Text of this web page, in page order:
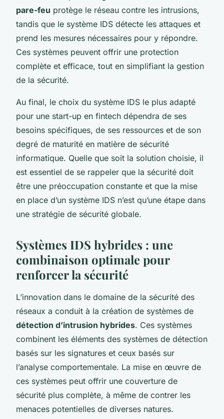
pare-feu protège le réseau contre les intrusions,
tandis que le système IDS détecte les attaques et
prend les mesures nécessaires pour y répondre.
Ces systèmes peuvent offrir une protection
complète et efficace, tout en simplifiant la gestion
de la sécurité.
Au final, le choix du système IDS le plus adapté
pour une start-up en fintech dépendra de ses
besoins spécifiques, de ses ressources et de son
degré de maturité en matière de sécurité
informatique. Quelle que soit la solution choisie, il
est essentiel de se rappeler que la sécurité doit
être une préoccupation constante et que la mise
en place d’un système IDS n’est qu’une étape dans
une stratégie de sécurité globale.
Systèmes IDS hybrides : une
combinaison optimale pour
renforcer la sécurité
L’innovation dans le domaine de la sécurité des
réseaux a conduit à la création de systèmes de
détection d’intrusion hybrides. Ces systèmes
combinent les éléments des systèmes de détection
basés sur les signatures et ceux basés sur
l’analyse comportementale. La mise en œuvre de
ces systèmes peut offrir une couverture de
sécurité plus complète, à même de contrer les
menaces potentielles de diverses natures.